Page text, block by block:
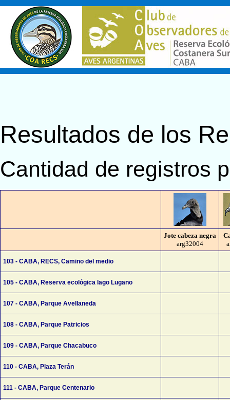
Resultados de los
Cantidad de registros
Jote cabeza negra
arg32004
103 - CABA, RECS, Camino del medio
105 - CABA, Reserva ecológica lago Lugano
107 - CABA, Parque Avellaneda
108 - CABA, Parque Patricios
109 - CABA, Parque Chacabuco
110 - CABA, Plaza Terán
111 - CABA, Parque Centenario